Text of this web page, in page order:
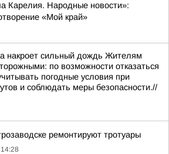
Карелия. Народные новости»:
«Мой край»
накроет сильный дождь Жителям
по возможности отказаться
погодные условия при
и соблюдать меры безопасности.//
ремонтируют тротуары
14:28